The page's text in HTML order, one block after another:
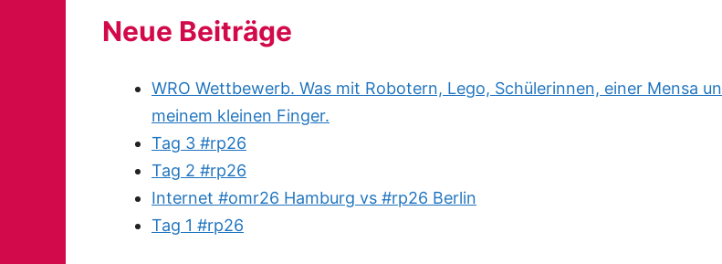
Neue Beiträge
WRO Wettbewerb. Was mit Robotern, Lego, Schülerinnen, einer Mensa
meinem kleinen Finger.
Tag 3 #rp26
Tag 2 #rp26
Internet #omr26 Hamburg vs #rp26 Berlin
Tag 1 #rp26